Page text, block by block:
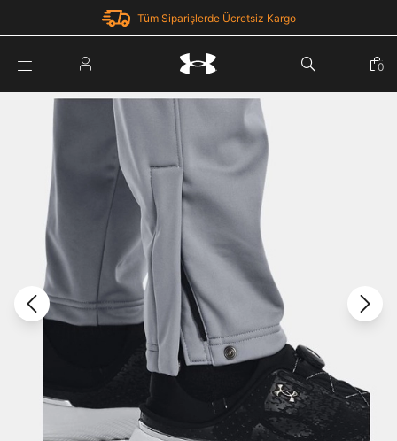
Tüm Siparişlerde Ücretsiz Kargo
E-posta Adresi *
Şifre *
Şifremi Unuttum
Giriş Yap
Under Armour'da yeni misiniz?Kayıt Ol
Üye Olmadan Devam Et
0
Parola Yenileme
E-posta adresi
Parolayı Yenile
Giriş Sayfasına Dön
Zaten hesabın var mı? Giriş yap